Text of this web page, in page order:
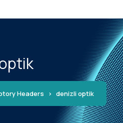
Headers > denizli optik